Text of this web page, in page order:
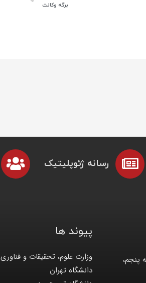
برگه وکالت
رسانه ژئوپلیتیک
پنجم،
پیوند ها
وزارت علوم، تحقیقات و فناوری
دانشگاه تهران